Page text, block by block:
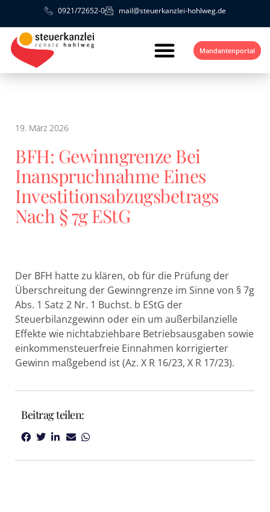
0921/72652-0 mail@steuerkanzlei-hohlweg.de
Mandantenportal
19. März 2026
BFH: Gewinngrenze Bei
Inanspruchnahme Eines
Investitionsabzugsbetrags
Nach § 7g EStG
Der BFH hatte zu klären, ob für die Prüfung der
Überschreitung der Gewinngrenze im Sinne von § 7g
Abs. 1 Satz 2 Nr. 1 Buchst. b EStG der
Steuerbilanzgewinn oder ein um außerbilanzielle
Effekte wie nichtabziehbare Betriebsausgaben sowie
einkommensteuerfreie Einnahmen korrigierter
Gewinn maßgebend ist (Az. X R 16/23, X R 17/23).
Beitrag teilen: